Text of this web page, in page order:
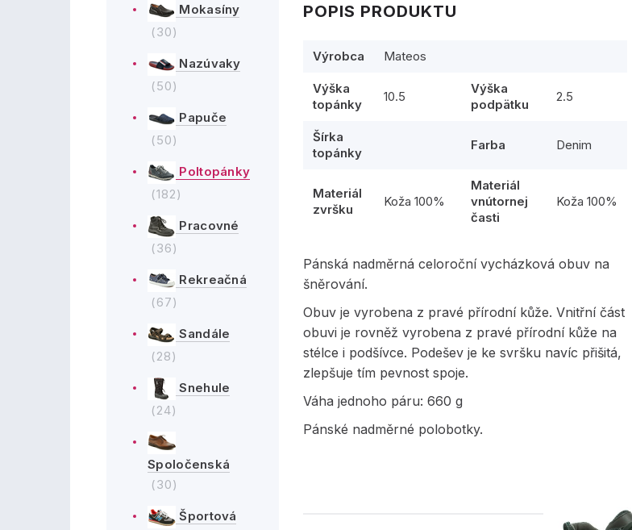
Mokasíny
(30)
Nazúvaky
(50)
Papuče
(50)
Poltopánky
(182)
Pracovné
(36)
Rekreačná
(67)
Sandále
(28)
Snehule
(24)
Spoločenská
(30)
Športová
POPIS PRODUKTU
Výrobca Mateos
Výška
topánky
10.5
Výška
podpätku
2.5
Šírka
topánky
Farba Denim
Materiál
zvršku
Koža 100%
Materiál
vnútornej
časti
Koža 100%
Pánská nadměrná celoroční vycházková obuv na
šněrování.
Obuv je vyrobena z pravé přírodní kůže. Vnitřní část
obuvi je rovněž vyrobena z pravé přírodní kůže na
stélce i podšívce. Podešev je ke svršku navíc přišitá,
zlepšuje tím pevnost spoje.
Váha jednoho páru: 660 g
Pánské nadměrné polobotky.